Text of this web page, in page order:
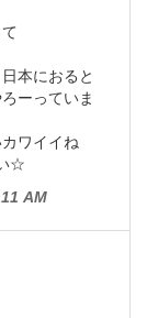
本におると
ーっていま
ワイイね
☆
AM